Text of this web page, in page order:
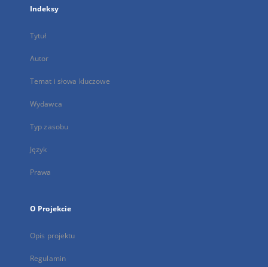
Indeksy
Tytuł
Autor
Temat i słowa kluczowe
Wydawca
Typ zasobu
Język
Prawa
O Projekcie
Opis projektu
Regulamin